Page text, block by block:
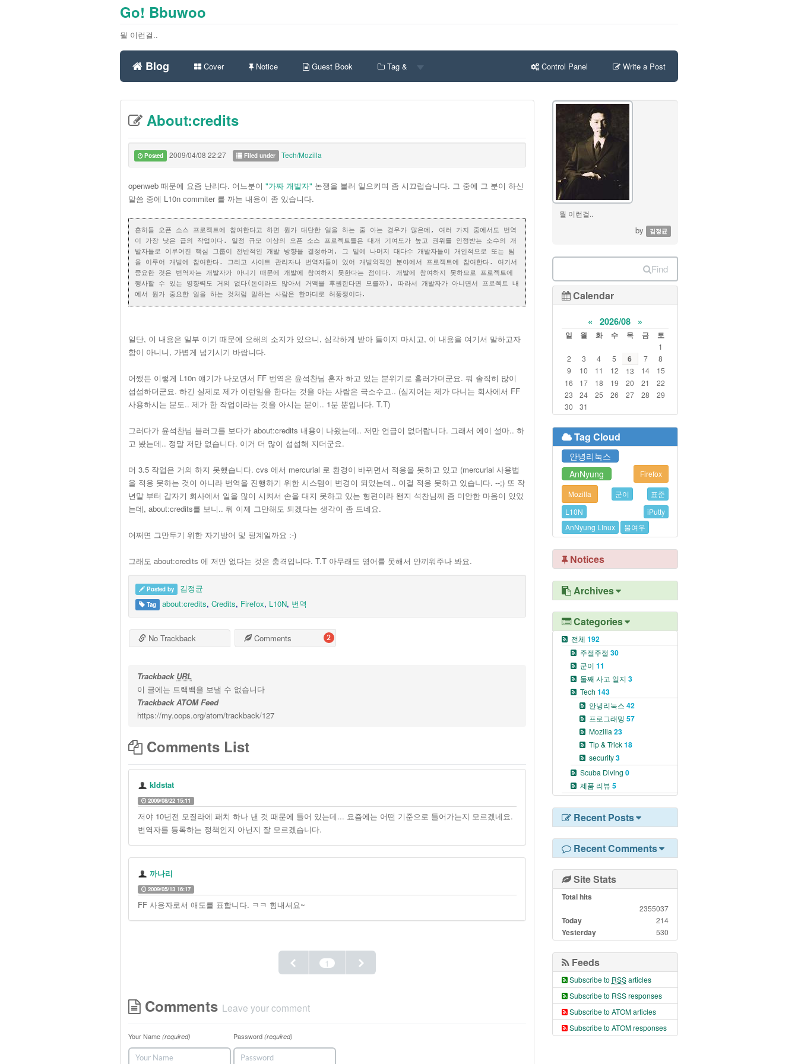
Go! Bbuwoo
뭘 이런걸..
Blog Cover Notice Guest Book Tag & Control Panel Write a Post
About:credits
Posted 2009/04/08 22:27 Filed under Tech/Mozilla
openweb 때문에 요즘 난리다. 어느분이 "가짜 개발자" 논쟁을 불러 일으키며 좀 시끄럽습니다. 그 중에 그 분이 하신
말씀 중에 L10n commiter 를 까는 내용이 좀 있습니다.
흔히들 오픈 소스 프로젝트에 참여한다고 하면 뭔가 대단한 일을 하는 줄 아는 경우가 많은데, 여러 가지 중에서도 번역
이 가장 낮은 급의 작업이다. 일정 규모 이상의 오픈 소스 프로젝트들은 대개 기여도가 높고 권위를 인정받는 소수의 개
발자들로 이루어진 핵심 그룹이 전반적인 개발 방향을 결정하며, 그 밑에 나머지 대다수 개발자들이 개인적으로 또는 팀
을 이루어 개발에 참여한다. 그리고 사이트 관리자나 번역자들이 있어 개발외적인 분야에서 프로젝트에 참여한다. 여기서
중요한 것은 번역자는 개발자가 아니기 때문에 개발에 참여하지 못한다는 점이다. 개발에 참여하지 못하므로 프로젝트에
행사할 수 있는 영향력도 거의 없다(돈이라도 많아서 거액을 후원한다면 모를까). 따라서 개발자가 아니면서 프로젝트 내
에서 뭔가 중요한 일을 하는 것처럼 말하는 사람은 한마디로 허풍쟁이다.
일단, 이 내용은 일부 이기 때문에 오해의 소지가 있으니, 심각하게 받아 들이지 마시고, 이 내용을 여기서 말하고자
함이 아니니, 가볍게 넘기시기 바랍니다.
어쨌든 이렇게 L10n 얘기가 나오면서 FF 번역은 윤석찬님 혼자 하고 있는 분위기로 흘러가더군요. 뭐 솔직히 많이
섭섭하더군요. 하긴 실제로 제가 이런일을 한다는 것을 아는 사람은 극소수고.. (심지어는 제가 다니는 회사에서 FF
사용하시는 분도.. 제가 한 작업이라는 것을 아시는 분이.. 1분 뿐입니다. T.T)
그러다가 윤석찬님 블러그를 보다가 about:credits 내용이 나왔는데.. 저만 언급이 없더랍니다. 그래서 에이 설마.. 하
고 봤는데.. 정말 저만 없습니다. 이거 더 많이 섭섭해 지더군요.
머 3.5 작업은 거의 하지 못했습니다. cvs 에서 mercurial 로 환경이 바뀌면서 적응을 못하고 있고 (mercurial 사용법
을 적응 못하는 것이 아니라 번역을 진행하기 위한 시스템이 변경이 되었는데.. 이걸 적응 못하고 있습니다. --;) 또 작
년말 부터 갑자기 회사에서 일을 많이 시켜서 손을 대지 못하고 있는 형편이라 왠지 석찬님께 좀 미안한 마음이 있었
는데, about:credits를 보니.. 뭐 이제 그만해도 되겠다는 생각이 좀 드네요.
어쩌면 그만두기 위한 자기방어 및 핑계일까요 :-)
그래도 about:credits 에 저만 없다는 것은 충격입니다. T.T 아무래도 영어를 못해서 안끼워주나 봐요.
Posted by 김정균
Tag about:credits, Credits, Firefox, L10N, 번역
No Trackback Comments 2
Trackback URL
이 글에는 트랙백을 보낼 수 없습니다
Trackback ATOM Feed
https://my.oops.org/atom/trackback/127
Comments List
kldstat
2009/08/22 15:11
저야 10년전 모질라에 패치 하나 낸 것 때문에 들어 있는데... 요즘에는 어떤 기준으로 들어가는지 모르겠네요.
번역자를 등록하는 정책인지 아닌지 잘 모르겠습니다.
까나리
2009/05/13 16:17
FF 사용자로서 애도를 표합니다. ㅋㅋ 힘내셔요~
1
Comments Leave your comment
Your Name (required) Password (required)
뭘 이런걸..
by 김정균
Find
Calendar
« 2026/08 »
일 월 화 수 목 금 토
1
2
3 4 5 6 7
8
9
10 11 12 13 14
15
16
17 18 19 20 21
22
23
24 25 26 27 28
29
30
31
Tag Cloud
안녕리눅스
AnNyung
Firefox
Mozilla
군이
표준
L10N
iPutty
AnNyung LInux
불여우
Notices
Archives
Categories
전체 192
주절주절 30
군이 11
둘째 사고 일지 3
Tech 143
안녕리눅스 42
프로그래밍 57
Mozilla 23
Tip & Trick18
security3
Scuba Diving 0
제품 리뷰 5
Recent Posts
Recent Comments
Site Stats
Total hits
2355037
Today 214
Yesterday 530
Feeds
Subscribe to RSSarticles
Subscribe to RSS responses
Subscribe to ATOM articles
Subscribe to ATOM responses